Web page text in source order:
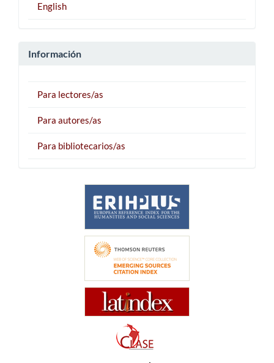
English
Información
Para lectores/as
Para autores/as
Para bibliotecarios/as